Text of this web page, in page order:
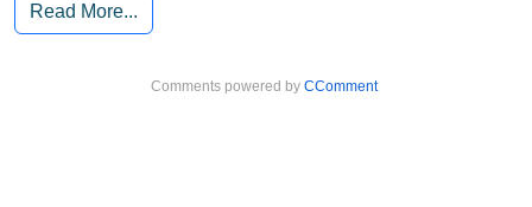
Read More...
Comments powered by CComment